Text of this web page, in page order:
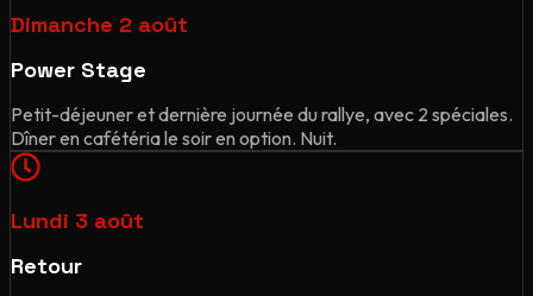
Dimanche 2 août
Power Stage
Petit-déjeuner et dernière journée du rallye, avec 2 spéciales.
Dîner en cafétéria le soir en option. Nuit.
Lundi 3 août
Retour